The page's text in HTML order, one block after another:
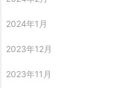
2024年1月
2023年12月
2023年11月